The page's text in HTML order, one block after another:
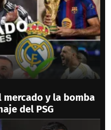
mercado y la bomba
del PSG